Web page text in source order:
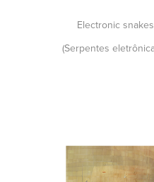
Electronic
(Serpentes